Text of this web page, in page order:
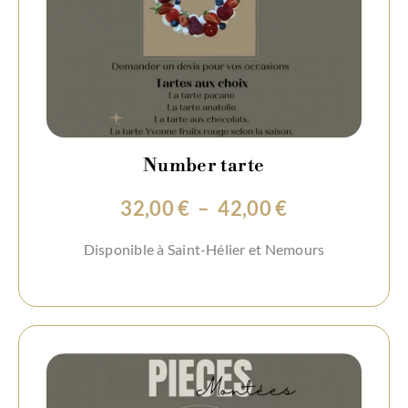
Number tarte
32,00€ – 42,00€Plage
prix :
à
42,00 €
Disponible à Saint-Hélier et Nemours